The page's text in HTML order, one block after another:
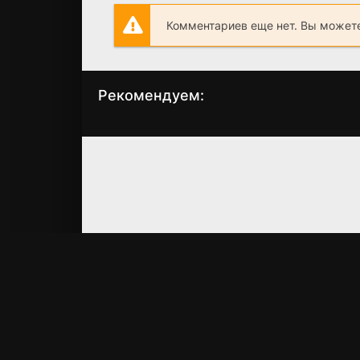
Комментариев еще нет. Вы
Рекомендуем:
Вымирание –
Жизнь, как она